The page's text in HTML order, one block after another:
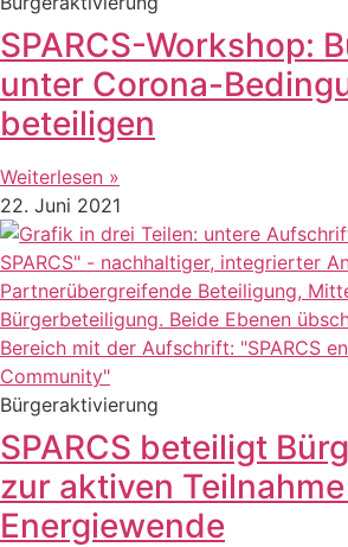
SPARCS-Workshop:
unter Corona-
beteiligen
Weiterlesen »
22. Juni 2021
Bürgeraktivierung
SPARCS beteiligt
zur aktiven
Energiewende